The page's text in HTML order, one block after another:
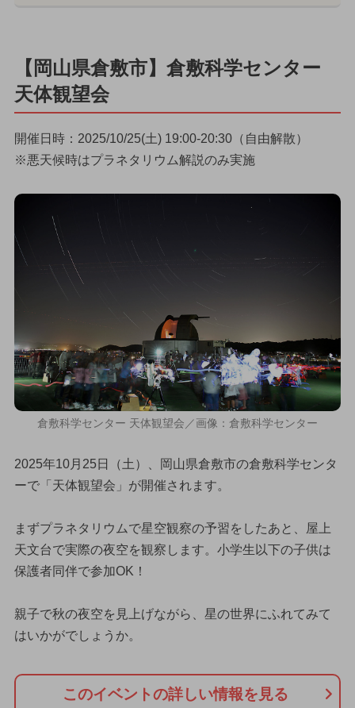
【岡山県倉敷市】倉敷科学センター
天体観望会
開催日時：2025/10/25(土) 19:00-20:30（自由解散）
※悪天候時はプラネタリウム解説のみ実施
倉敷科学センター 天体観望会／画像：倉敷科学センター
2025年10月25日（土）、岡山県倉敷市の倉敷科学センタ
ーで「天体観望会」が開催されます。
まずプラネタリウムで星空観察の予習をしたあと、屋上
天文台で実際の夜空を観察します。小学生以下の子供は
保護者同伴で参加OK！
親子で秋の夜空を見上げながら、星の世界にふれてみて
はいかがでしょうか。
このイベントの詳しい情報を見る